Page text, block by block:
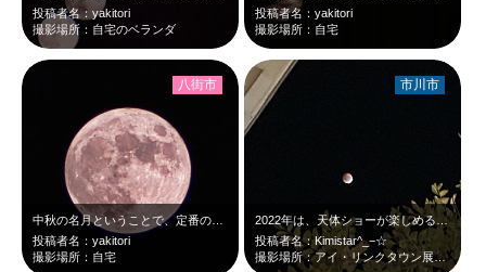
投稿者名：yakitori
撮影場所：自宅のベランダ
投稿者名：yakitori
撮影場所：自宅
中秋の名月ということで、定番のお月さまです。久しぶりの応募です。
投稿者名：yakitori
撮影場所：自宅
八街市
2022年は、天体ショーが楽しめる年でしたが、市川市のアイリンクタウンのスカイ…
投稿者名：Kimistar^_−☆
撮影場所：アイ・リンクタウン展望施設
市川市